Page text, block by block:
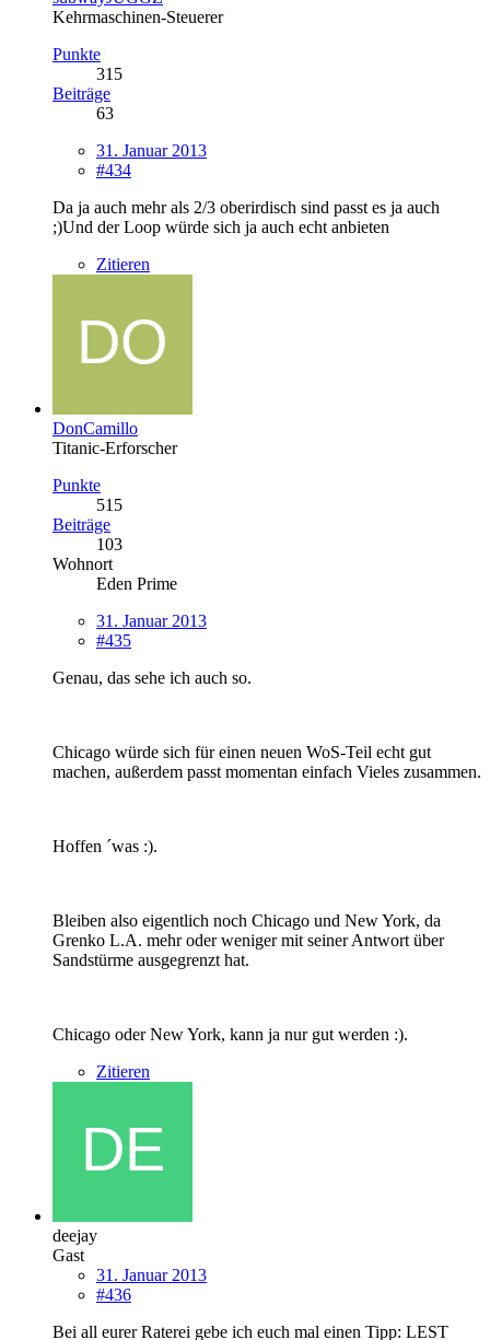
Kehrmaschinen-Steuerer
Punkte
315
Beiträge
63
31. Januar 2013
#434
Da ja auch mehr als 2/3 oberirdisch sind passt es ja auch
;)Und der Loop würde sich ja auch echt anbieten
Zitieren
DonCamillo
Titanic-Erforscher
Punkte
515
Beiträge
103
Wohnort
Eden Prime
31. Januar 2013
#435
Genau, das sehe ich auch so.
Chicago würde sich für einen neuen WoS-Teil echt gut
machen, außerdem passt momentan einfach Vieles zusammen.
Hoffen ´was :).
Bleiben also eigentlich noch Chicago und New York, da
Grenko L.A. mehr oder weniger mit seiner Antwort über
Sandstürme ausgegrenzt hat.
Chicago oder New York, kann ja nur gut werden :).
Zitieren
deejay
Gast
31. Januar 2013
#436
Bei all eurer Raterei gebe ich euch mal einen Tipp: LEST